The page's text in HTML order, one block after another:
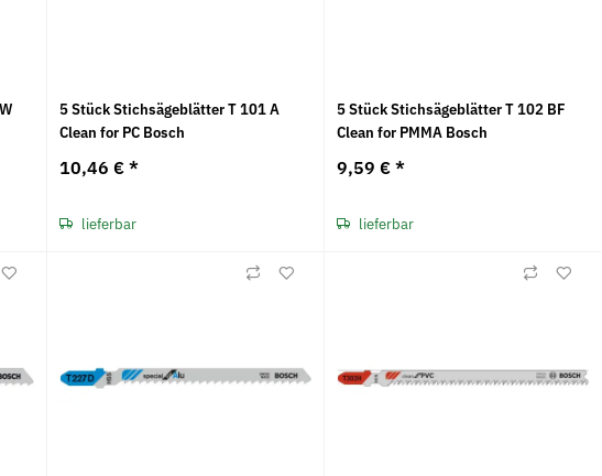
5 Stück Stichsägeblätter T 101 A
Clean for PC Bosch
10,46 €*
lieferbar
5 Stück Stichsägeblätter T 102 BF
Clean for PMMA Bosch
9,59 €*
lieferbar